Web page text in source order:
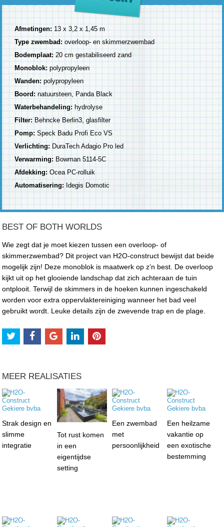
Afmetingen:13 x 3,2 x 1,45 m
Type zwembad:overloop- en skimmerzwembad
Bodemplaat:20 cm gestabiliseerd zand
Monoblok:polypropyleen
Wanden:polypropyleen
Boord:natuursteen, Panda Black
Waterbehandeling: hydrolyse
Filter: Behncke Berlin3, glasfilter
Pomp: Speck Badu Profi Eco VS
Verlichting: DuraTech Adagio Pro led
Verwarming:Bowman 5114-5C
Afdekking:Ocea PC-rolluik
Automatisering: Idegis Domotic
BEST OF BOTH WORLDS
Wie zegt dat je moet kiezen tussen een overloop- of
skimmerzwembad? Dit project van H2O-construct bewijst dat beide
mogelijk zijn! Deze monoblok is maatwerk op z’n best. De overloop
kijkt uit op het glooiende landschap dat zich achteraan de tuin
ontplooit. Terwijl de skimmers in de hoeken kunnen ingeschakeld
worden voor extra oppervlaktereiniging wanneer het bad veel
gebruikt wordt. Leuke details zijn de zwevende trap en de plage.
MEER REALISATIES
Strak design en
slimme
integratie
Tot rust komen
in een
eigentijdse
setting
Een zwembad
met
persoonlijkheid
Een heilzame
vakantie op
een exotische
bestemming